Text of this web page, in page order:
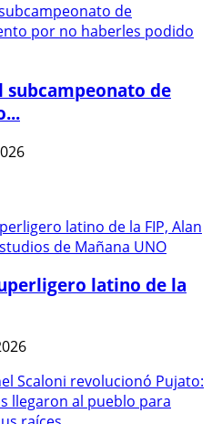
subcampeonato de
latino de la